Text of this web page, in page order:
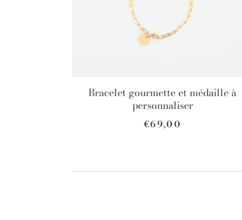
Bracelet gourmette et médaille à
personnaliser
€69,00